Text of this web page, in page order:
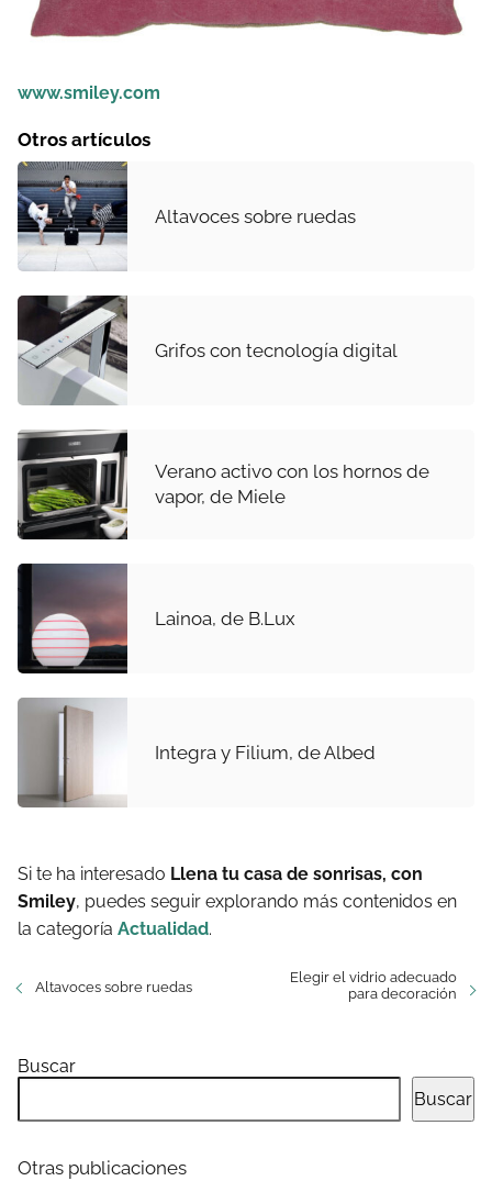
www.smiley.com
Otros artículos
Altavoces sobre ruedas
Grifos con tecnología digital
Verano activo con los hornos de
vapor, de Miele
Lainoa, de B.Lux
Integra y Filium, de Albed
Si te ha interesado Llena tu casa de sonrisas, con
Smiley, puedes seguir explorando más contenidos en
la categoría Actualidad.
Altavoces sobre ruedas
Elegir el vidrio adecuado
para decoración
Buscar
Buscar
Otras publicaciones